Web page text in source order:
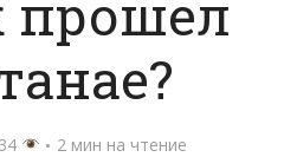
прошел
2 мин на чтение